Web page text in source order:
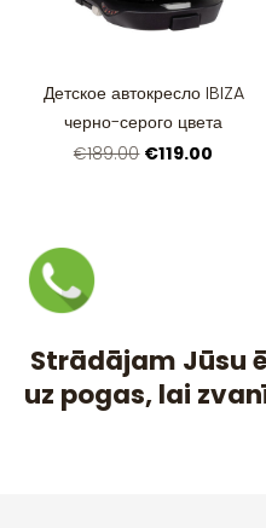
Strādājam Jūsu
uz pogas, lai
Детское автокресло IBIZA
черно-серого цвета
€189.00 €119.00